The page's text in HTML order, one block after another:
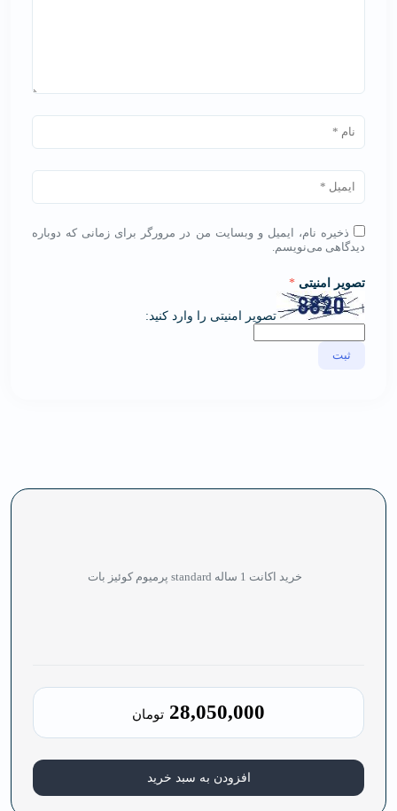
ذخیره نام، ایمیل و وبسایت من در مرورگر برای زمانی که دوباره
دیدگاهی می‌نویسم.
تصویر امنیتی *
تصویر امنیتی را وارد کنید:
خرید اکانت 1 ساله standard پرمیوم کوئیز بات
28,050,000 تومان
افزودن به سبد خرید